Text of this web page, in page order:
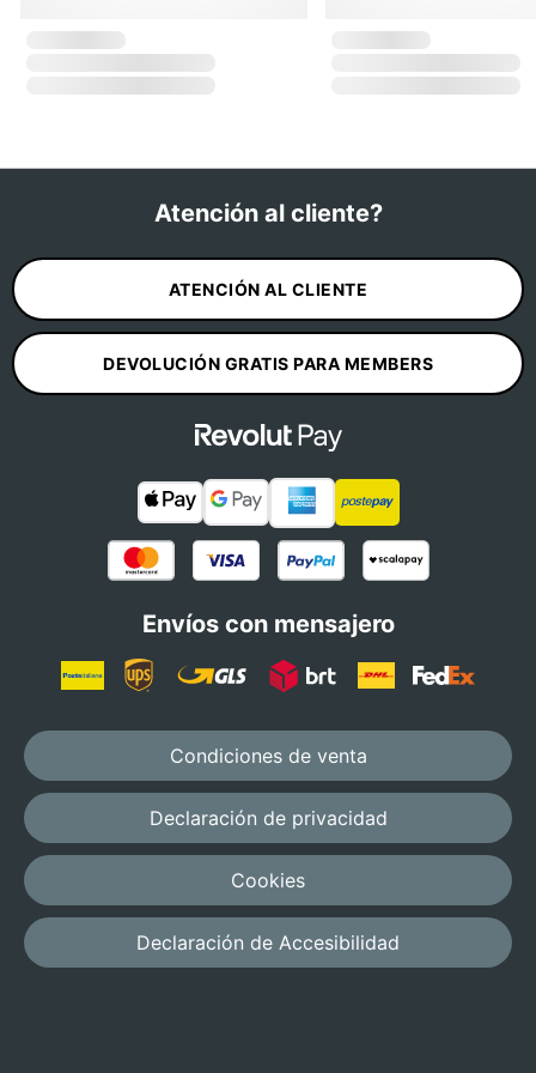
Atención al cliente?
ATENCIÓN AL CLIENTE
DEVOLUCIÓN GRATIS PARA MEMBERS
Envíos con mensajero
Condiciones de venta
Declaración de privacidad
Cookies
Declaración de Accesibilidad